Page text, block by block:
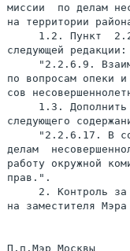
миссии  по делам
на территории
1.2. Пункт
следующей редакции:
"2.2.6.9.
по вопросам опеки
сов
1.3.
следующего
"2.2.6.17. В
делам
работу окружной
прав.".
2. Контроль
на заместителя